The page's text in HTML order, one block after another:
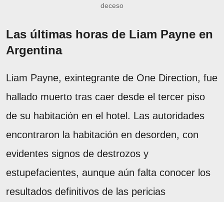
deceso
Las últimas horas de Liam Payne en
Argentina
Liam Payne, exintegrante de One Direction, fue
hallado muerto tras caer desde el tercer piso
de su habitación en el hotel. Las autoridades
encontraron la habitación en desorden, con
evidentes signos de destrozos y
estupefacientes, aunque aún falta conocer los
resultados definitivos de las pericias